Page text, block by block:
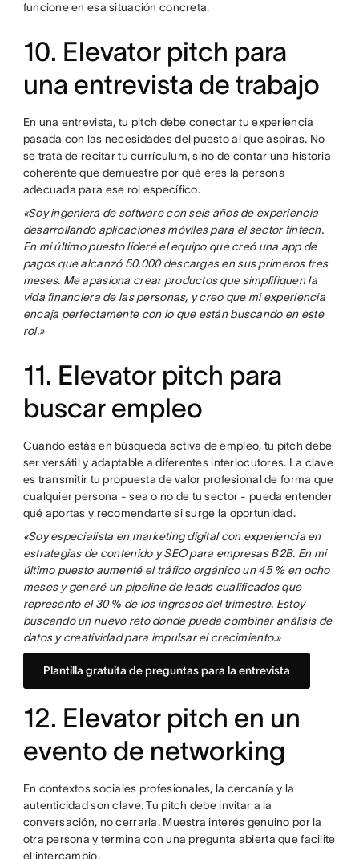
funcione en esa situación concreta.
10. Elevator pitch para
una entrevista de trabajo
En una entrevista, tu pitch debe conectar tu experiencia
pasada con las necesidades del puesto al que aspiras. No
se trata de recitar tu currículum, sino de contar una historia
coherente que demuestre por qué eres la persona
adecuada para ese rol específico.
«Soy ingeniera de software con seis años de experiencia
desarrollando aplicaciones móviles para el sector fintech.
En mi último puesto lideré el equipo que creó una app de
pagos que alcanzó 50.000 descargas en sus primeros tres
meses. Me apasiona crear productos que simplifiquen la
vida financiera de las personas, y creo que mi experiencia
encaja perfectamente con lo que están buscando en este
rol.»
11. Elevator pitch para
buscar empleo
Cuando estás en búsqueda activa de empleo, tu pitch debe
ser versátil y adaptable a diferentes interlocutores. La clave
es transmitir tu propuesta de valor profesional de forma que
cualquier persona - sea o no de tu sector - pueda entender
qué aportas y recomendarte si surge la oportunidad.
«Soy especialista en marketing digital con experiencia en
estrategias de contenido y SEO para empresas B2B. En mi
último puesto aumenté el tráfico orgánico un 45 % en ocho
meses y generé un pipeline de leads cualificados que
representó el 30 % de los ingresos del trimestre. Estoy
buscando un nuevo reto donde pueda combinar análisis de
datos y creatividad para impulsar el crecimiento.»
Plantilla gratuita de preguntas para la entrevista
12. Elevator pitch en un
evento de networking
En contextos sociales profesionales, la cercanía y la
autenticidad son clave. Tu pitch debe invitar a la
conversación, no cerrarla. Muestra interés genuino por la
otra persona y termina con una pregunta abierta que facilite
el intercambio.